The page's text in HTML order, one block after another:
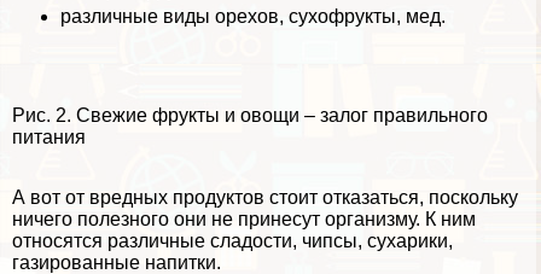
различные виды орехов, сухофрукты, мед.
Рис. 2. Свежие фрукты и овощи – залог правильного
питания
А вот от вредных продуктов стоит отказаться, поскольку
ничего полезного они не принесут организму. К ним
относятся различные сладости, чипсы, сухарики,
газированные напитки.